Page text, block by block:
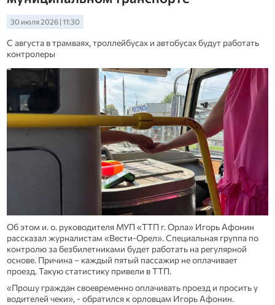
30 июля 2026 | 11:30
С августа в трамваях, троллейбусах и автобусах будут работать
контролеры
Об этом и. о. руководителя МУП «ТТП г. Орла» Игорь Афонин
рассказал журналистам «Вести-Орел». Специальная группа по
контролю за безбилетниками будет работать на регулярной
основе. Причина – каждый пятый пассажир не оплачивает
проезд. Такую статистику привели в ТТП.
«Прошу граждан своевременно оплачивать проезд и просить у
водителей чеки», - обратился к орловцам Игорь Афонин.